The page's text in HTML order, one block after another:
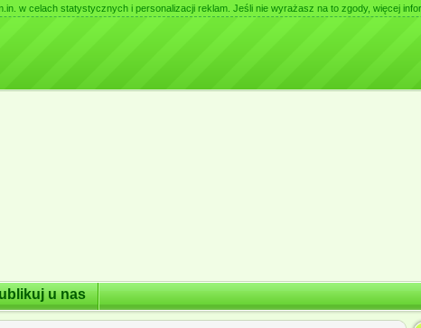
w celach statystycznych i personalizacji reklam. Jeśli nie wyrażasz na to zgody, więcej
u nas